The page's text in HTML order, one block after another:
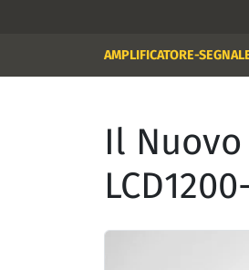
AMPLIFICATORE-
Il